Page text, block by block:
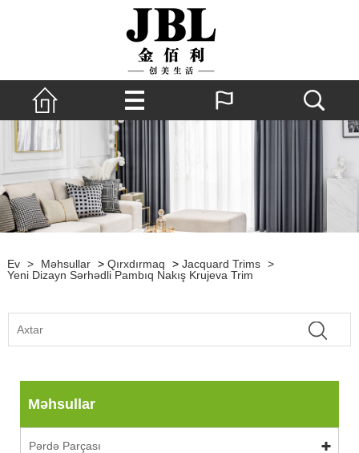
Ev > Məhsullar > Qırxdırmaq > Jacquard Trims >
Yeni Dizayn Sərhədli Pambıq Nakış Krujeva Trim
Məhsullar
Pərdə Parçası